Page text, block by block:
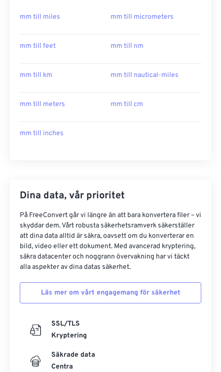
mm till miles mm till micrometers
mm till feet mm till nm
mm till km mm till nautical-miles
mm till meters mm till cm
mm till inches
Dina data, vår prioritet
På FreeConvert går vi längre än att bara konvertera filer – vi
skyddar dem. Vårt robusta säkerhetsramverk säkerställer
att dina data alltid är säkra, oavsett om du konverterar en
bild, video eller ett dokument. Med avancerad kryptering,
säkra datacenter och noggrann övervakning har vi täckt
alla aspekter av dina datas säkerhet.
Läs mer om vårt engagemang för säkerhet
SSL/TLS
Kryptering
Säkrade data
Centra